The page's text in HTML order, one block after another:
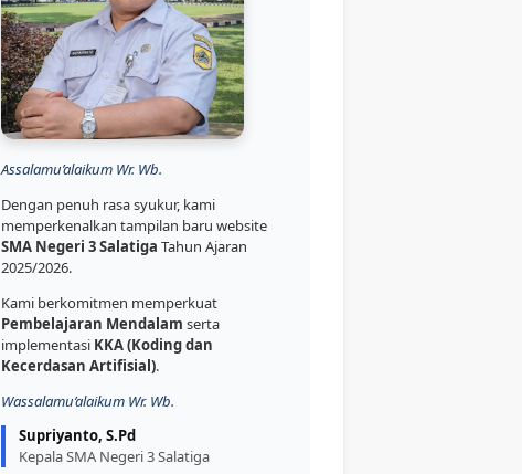
Assalamu’alaikum Wr. Wb.
Dengan penuh rasa syukur, kami
memperkenalkan tampilan baru website
SMA Negeri 3 Salatiga Tahun Ajaran
2025/2026.
Kami berkomitmen memperkuat
Pembelajaran Mendalam serta
implementasi KKA (Koding dan
Kecerdasan Artifisial).
Wassalamu’alaikum Wr. Wb.
Supriyanto, S.Pd
Kepala SMA Negeri 3 Salatiga